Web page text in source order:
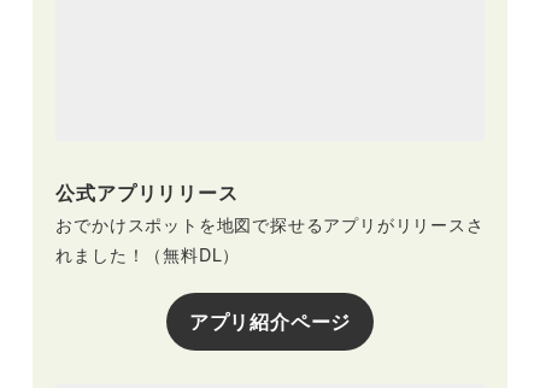
公式アプリリリース
おでかけスポットを地図で探せるアプリがリリースさ
れました！（無料DL）
アプリ紹介ページ